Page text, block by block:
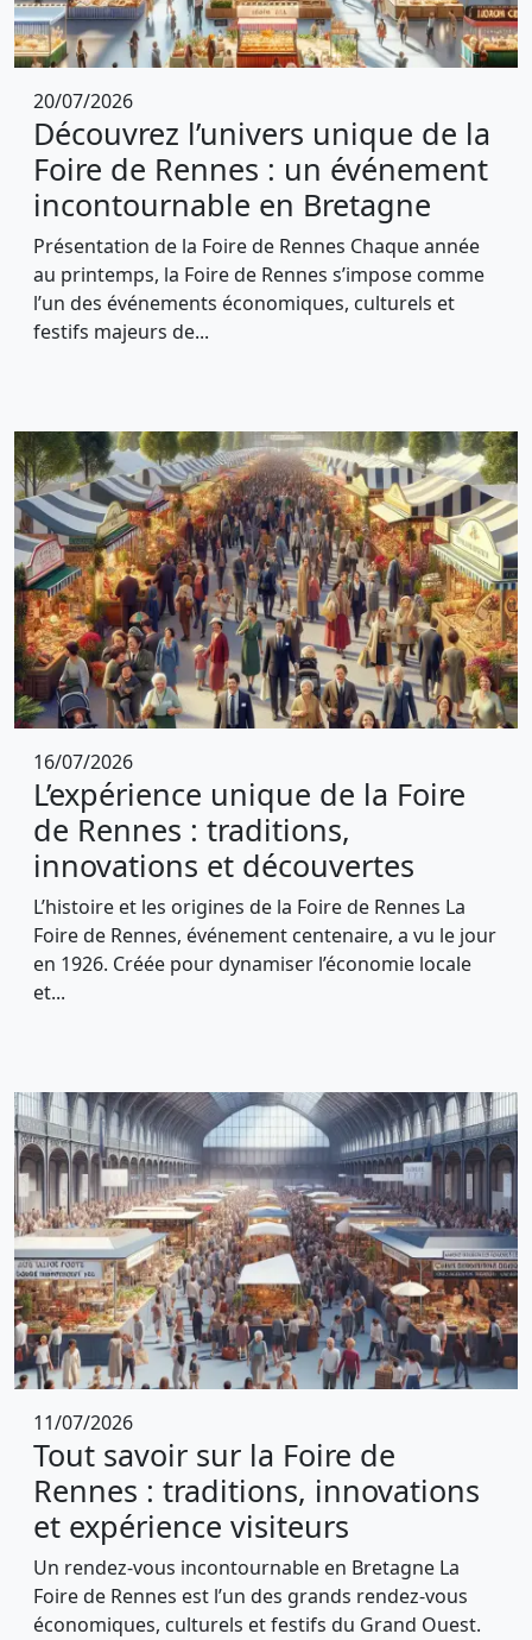
20/07/2026
Découvrez l’univers unique de la
Foire de Rennes : un événement
incontournable en Bretagne
Présentation de la Foire de Rennes Chaque année
au printemps, la Foire de Rennes s’impose comme
l’un des événements économiques, culturels et
festifs majeurs de...
16/07/2026
L’expérience unique de la Foire
de Rennes : traditions,
innovations et découvertes
L’histoire et les origines de la Foire de Rennes La
Foire de Rennes, événement centenaire, a vu le jour
en 1926. Créée pour dynamiser l’économie locale
et...
11/07/2026
Tout savoir sur la Foire de
Rennes : traditions, innovations
et expérience visiteurs
Un rendez-vous incontournable en Bretagne La
Foire de Rennes est l’un des grands rendez-vous
économiques, culturels et festifs du Grand Ouest.